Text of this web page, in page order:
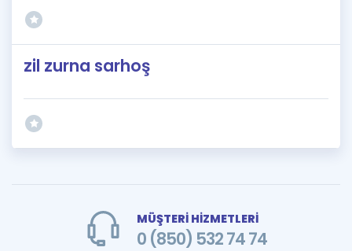
zil zurna sarhoş
MÜŞTERİ HİZMETLERİ
0 (850) 532 74 74